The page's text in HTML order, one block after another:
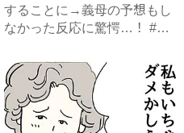
することに→義母の予想もし
なかった反応に驚愕…！ #